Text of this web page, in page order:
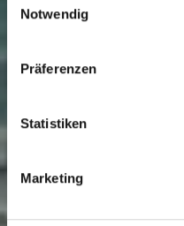
Notwendig
Präferenzen
Statistiken
Marketing